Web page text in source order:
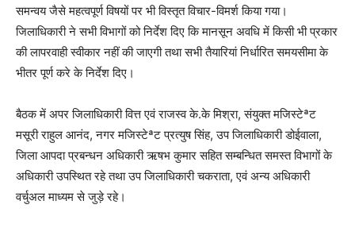
समन्वय जैसे महत्वपूर्ण विषयों पर भी विस्तृत विचार-विमर्श किया गया।
जिलाधिकारी ने सभी विभागों को निर्देश दिए कि मानसून अवधि में किसी भी प्रकार
की लापरवाही स्वीकार नहीं की जाएगी तथा सभी तैयारियां निर्धारित समयसीमा के
भीतर पूर्ण करे के निर्देश दिए।
बैठक में अपर जिलाधिकारी वित्त एवं राजस्व के.के मिश्रा, संयुक्त मजिस्टेªट
मसूरी राहुल आनंद, नगर मजिस्टेªट प्रत्युष सिंह, उप जिलाधिकारी डोईवाला,
जिला आपदा प्रबन्धन अधिकारी ऋषभ कुमार सहित सम्बन्धित समस्त विभागों के
अधिकारी उपस्थित रहे तथा उप जिलाधिकारी चकराता, एवं अन्य अधिकारी
वर्चुअल माध्यम से जुड़े रहे।